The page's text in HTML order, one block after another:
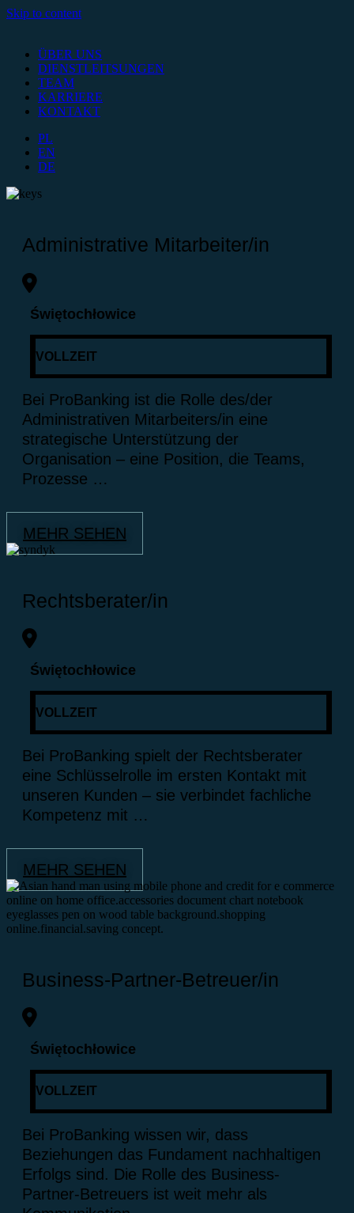
Skip to content
ÜBER UNS
DIENSTLEITSUNGEN
TEAM
KARRIERE
KONTAKT
PL
EN
DE
Administrative Mitarbeiter/in
Świętochłowice
VOLLZEIT
Bei ProBanking ist die Rolle des/der
Administrativen Mitarbeiters/in eine
strategische Unterstützung der
Organisation – eine Position, die Teams,
Prozesse …
MEHR SEHEN
Rechtsberater/in
Świętochłowice
VOLLZEIT
Bei ProBanking spielt der Rechtsberater
eine Schlüsselrolle im ersten Kontakt mit
unseren Kunden – sie verbindet fachliche
Kompetenz mit …
MEHR SEHEN
Business-Partner-Betreuer/in
Świętochłowice
VOLLZEIT
Bei ProBanking wissen wir, dass
Beziehungen das Fundament nachhaltigen
Erfolgs sind. Die Rolle des Business-
Partner-Betreuers ist weit mehr als